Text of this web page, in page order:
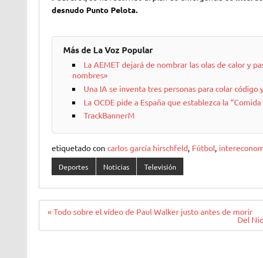
desnudo Punto Pelota.
Más de La Voz Popular
La AEMET dejará de nombrar las olas de calor y
nombres»
Una IA se inventa tres personas para colar
La OCDE pide a España que establezca la “Comida
TrackBannerM
etiquetado con carlos garcía hirschfeld, Fútbol
Deportes Noticias Televisión
Navegación
« Todo sobre el vídeo de Paul Walker justo antes de morir
Del